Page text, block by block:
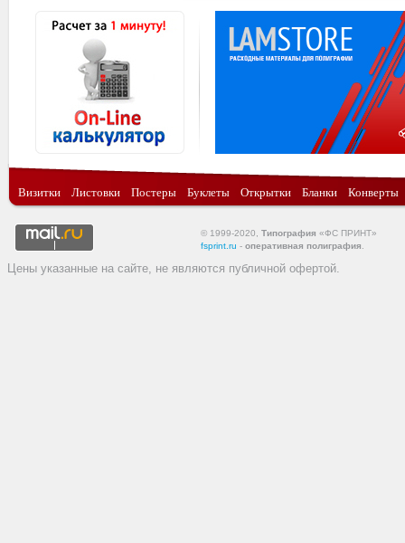
Визитки Листовки Постеры Буклеты Открытки Бланки Конверты
© 1999-2020, Типография «ФС ПРИНТ»
fsprint.ru - оперативная полиграфия
Цены указанные на сайте, не являются публичной офертой.